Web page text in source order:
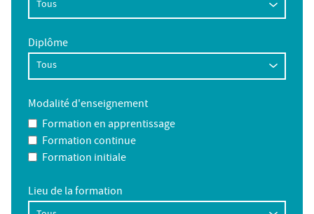
Diplôme
Modalité d'enseignement
Formation en apprentissage
Formation continue
Formation initiale
Lieu de la formation